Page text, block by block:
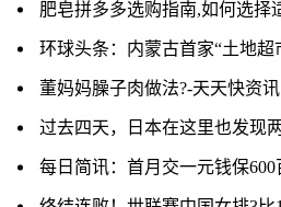
董妈妈臊子肉做法?-天天快资讯